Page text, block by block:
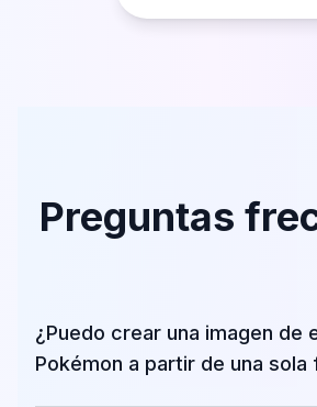
Preguntas
¿Puedo crear una imagen de
Pokémon a partir de una sola